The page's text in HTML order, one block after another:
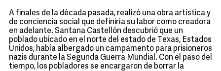
A finales de la década pasada, realizó una obra artística y
de conciencia social que definiría su labor como creadora
en adelante. Santana Castellón descubrió que un
poblado ubicado en el norte del estado de Texas, Estados
Unidos, había albergado un campamento para prisioneros
nazis durante la Segunda Guerra Mundial. Con el paso del
tiempo, los pobladores se encargaron de borrar la